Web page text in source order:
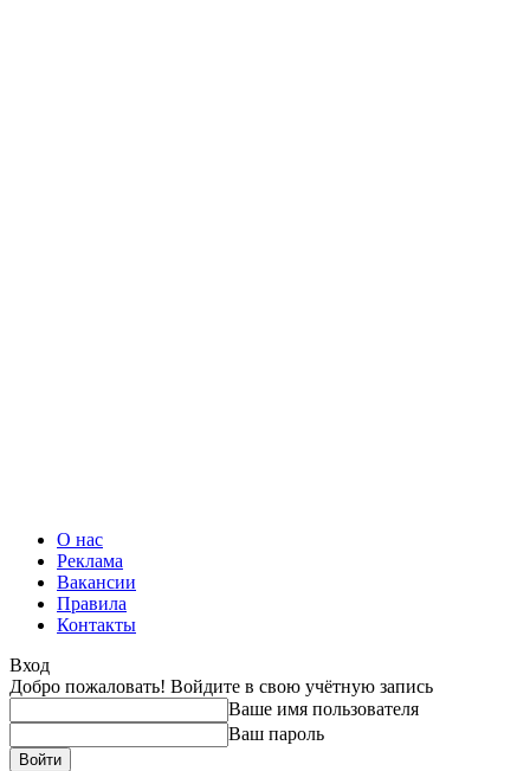
О нас
Реклама
Вакансии
Правила
Контакты
Вход
Добро пожаловать! Войдите в свою учётную запись
Ваше имя пользователя
Ваш пароль